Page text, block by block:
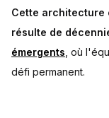
Cette architecture
résulte de
émergents , où
défi permanent.